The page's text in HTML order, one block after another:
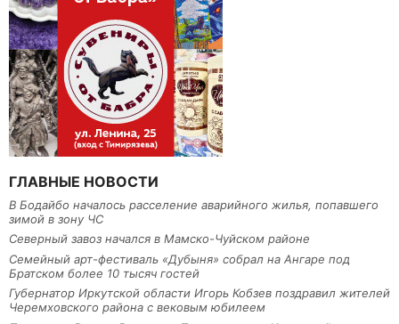
ГЛАВНЫЕ НОВОСТИ
В Бодайбо началось расселение аварийного жилья, попавшего
зимой в зону ЧС
Северный завоз начался в Мамско-Чуйском районе
Семейный арт-фестиваль «Дубыня» собрал на Ангаре под
Братском более 10 тысяч гостей
Губернатор Иркутской области Игорь Кобзев поздравил жителей
Черемховского района с вековым юбилеем